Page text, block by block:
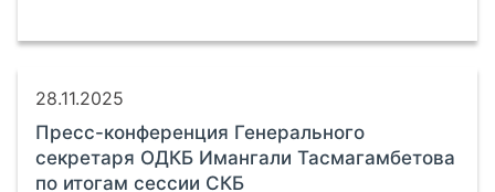
28.11.2025
Пресс-конференция Генерального
секретаря ОДКБ Имангали Тасмагамбетова
по итогам сессии СКБ